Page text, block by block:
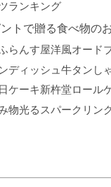
ランキング
トで贈る食べ物の
らんす屋洋風オード
ディッシュ牛タンし
ケーキ新杵堂ロール
物光るスパークリン